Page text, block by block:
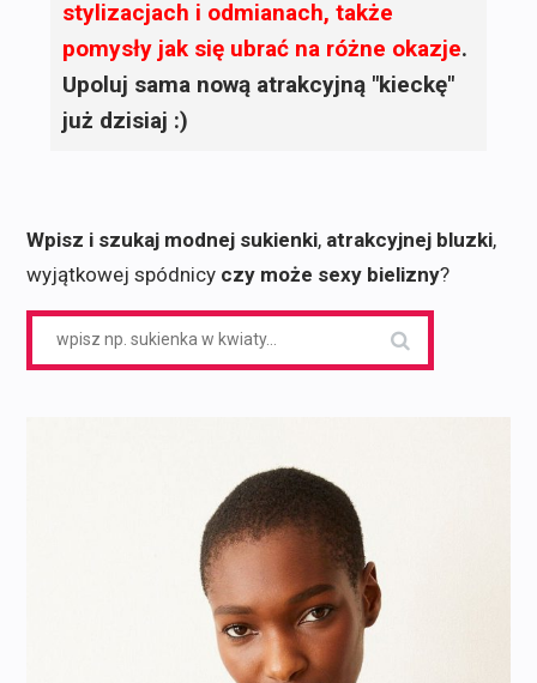
stylizacjach i odmianach, także
pomysły jak się ubrać na różne okazje.
Upoluj sama nową atrakcyjną "kieckę"
już dzisiaj :)
Wpisz i szukaj modnej sukienki, atrakcyjnej bluzki,
wyjątkowej spódnicy czy może sexy bielizny?